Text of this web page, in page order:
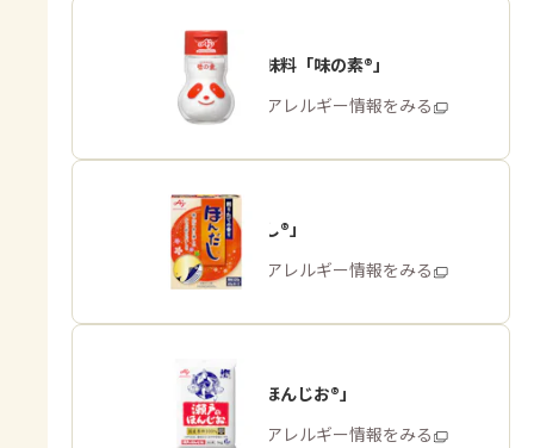
うま味調味料「味の素®」
商品・アレルギー情報をみる
「ほんだし®」
商品・アレルギー情報をみる
「瀬戸のほんじお®」
商品・アレルギー情報をみる